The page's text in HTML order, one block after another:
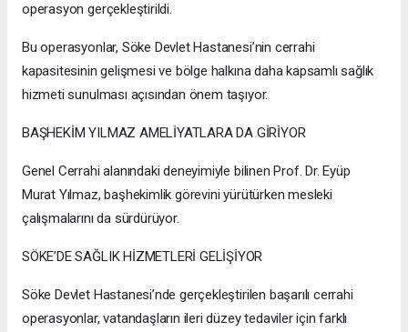
operasyon gerçekleştirildi.
Bu operasyonlar, Söke Devlet Hastanesi’nin cerrahi
kapasitesinin gelişmesi ve bölge halkına daha kapsamlı sağlık
hizmeti sunulması açısından önem taşıyor.
BAŞHEKİM YILMAZ AMELİYATLARA DA GİRİYOR
Genel Cerrahi alanındaki deneyimiyle bilinen Prof. Dr. Eyüp
Murat Yılmaz, başhekimlik görevini yürütürken mesleki
çalışmalarını da sürdürüyor.
SÖKE’DE SAĞLIK HİZMETLERİ GELİŞİYOR
Söke Devlet Hastanesi’nde gerçekleştirilen başarılı cerrahi
operasyonlar, vatandaşların ileri düzey tedaviler için farklı